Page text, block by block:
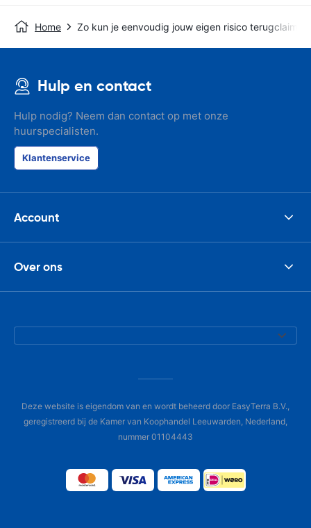
Home Zo kun je eenvoudig jouw eigen risico
Hulp en contact
Hulp nodig? Neem dan contact op met onze
huurspecialisten.
Klantenservice
Account
Over ons
Deze website is eigendom van en wordt beheerd door EasyTerra B.V.,
geregistreerd bij de Kamer van Koophandel Leeuwarden, Nederland,
nummer 01104443